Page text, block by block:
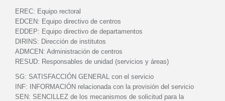
EREC: Equipo rectoral
EDCEN: Equipo directivo de centros
EDDEP: Equipo directivo de departamentos
DIRINS: Dirección de institutos
ADMCEN: Administración de centros
RESUD: Responsables de unidad (servicios y áreas)
SG: SATISFACCIÓN GENERAL con el servicio
INF:
INFORMACIÓN relacionada con la provisión del servicio
SEN: SENCILLEZ de los mecanismos de solicitud para la